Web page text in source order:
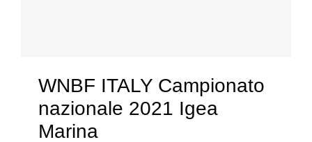
WNBF ITALY Campionato
nazionale 2021 Igea
Marina